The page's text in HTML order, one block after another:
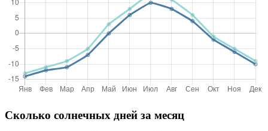
Сколько солнечных дней за месяц